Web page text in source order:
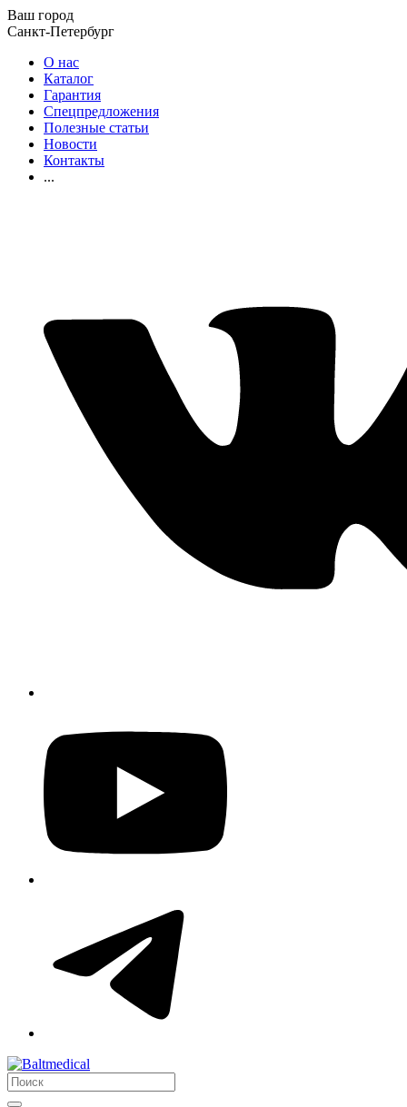
Ваш город
Санкт-Петербург
О нас
Каталог
Гарантия
Спецпредложения
Полезные статьи
Новости
Контакты
...